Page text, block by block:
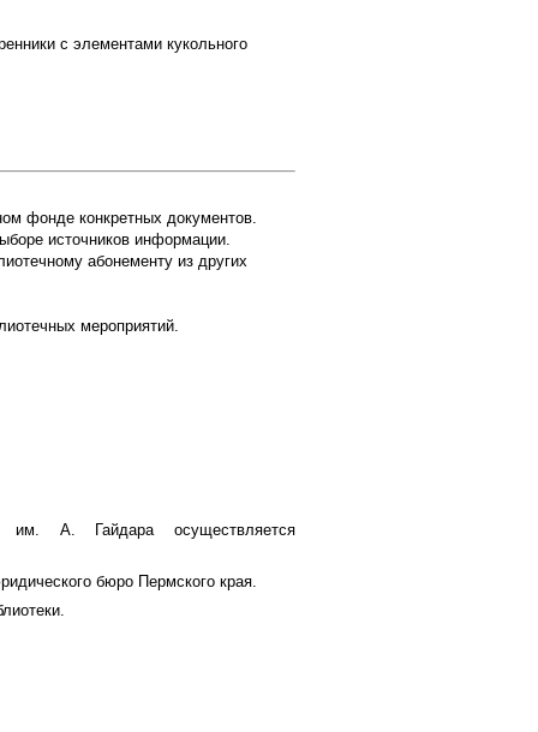
с элементами кукольного
фонде конкретных документов.
источников информации.
абонементу из других
мероприятий.
им. А. Гайдара осуществляется
бюро Пермского края.